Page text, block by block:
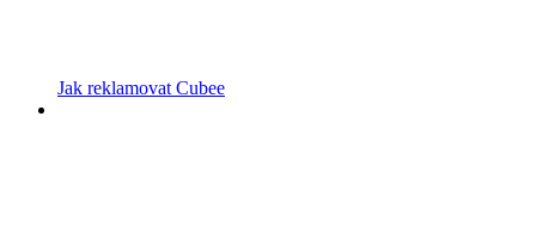
Jak reklamovat Cubee